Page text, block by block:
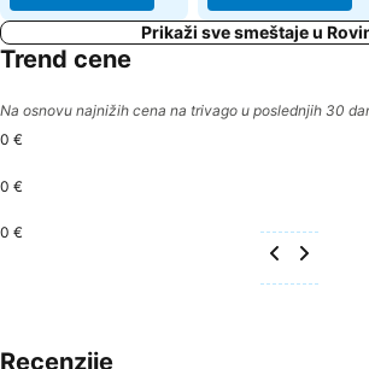
Prikaži sve smeštaje u
Trend cene
Na osnovu najnižih cena na trivago u poslednjih 30
0 €
0 €
0 €
Recenzije